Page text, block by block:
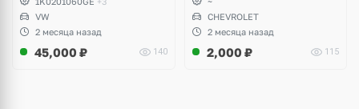
Yeti, Octavia A5, Superb,
Audi A3, Seat Altea
VW
2 месяца назад
45,000 ₽ 140
CHEVROLET
2 месяца назад
2,000 ₽ 115